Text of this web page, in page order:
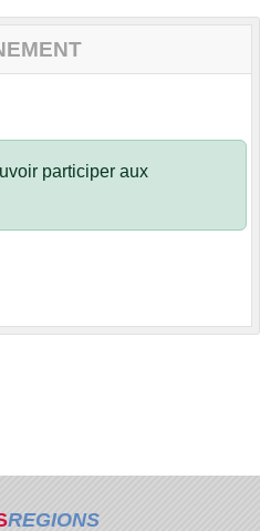
participer aux
REGIONS